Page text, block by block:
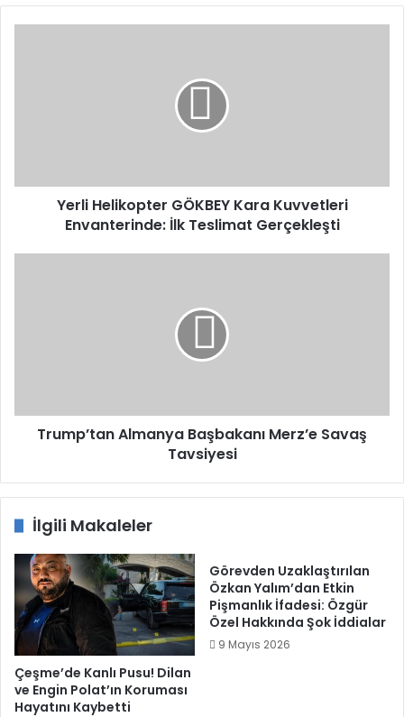
Gerçekleşti
Yerli Helikopter GÖKBEY Kara Kuvvetleri
Envanterinde: İlk Teslimat Gerçekleşti
Trump’tan Almanya Başbakanı Merz’e Savaş
Tavsiyesi
İlgili Makaleler
Çeşme’de Kanlı Pusu! Dilan
ve Engin Polat’ın Koruması
Hayatını Kaybetti
Görevden Uzaklaştırılan
Özkan Yalım’dan Etkin
Pişmanlık İfadesi: Özgür
Özel Hakkında Şok İddialar
9 Mayıs 2026